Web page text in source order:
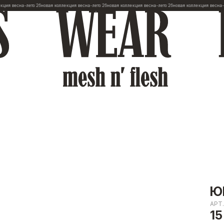
лето 26новая коллекция весна-лето 26новая коллекция весна-лето 26новая коллекция весна-лето 26
АРТ.